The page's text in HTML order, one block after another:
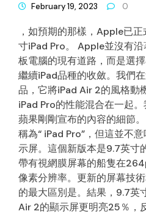
February 19, 2023 0
，如預期的那樣，Apple已
寸iPad Pro。 Apple並沒有
板電腦的現有道路，而是選
繼續iPad品種的收斂。我們
品，它將iPad Air 2的風格動
iPad Pro的性能混合在一起
蘋果剛剛宣布的內容的細節
稱為“ iPad Pro”，但這並不
示屏。這個新版本是9.7英寸
帶有視網膜屏幕的船隻在
像素分辨率。更新的屏幕技
的最大區別是。結果，9.7英
Air 2的顯示屏更明亮25％，